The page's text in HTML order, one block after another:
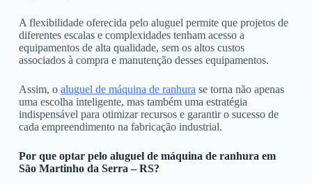
A flexibilidade oferecida pelo aluguel permite que projetos de
diferentes escalas e complexidades tenham acesso a
equipamentos de alta qualidade, sem os altos custos
associados à compra e manutenção desses equipamentos.
Assim, o aluguel de máquina de ranhura se torna não apenas
uma escolha inteligente, mas também uma estratégia
indispensável para otimizar recursos e garantir o sucesso de
cada empreendimento na fabricação industrial.
Por que optar pelo aluguel de máquina de ranhura em
São Martinho da Serra – RS?